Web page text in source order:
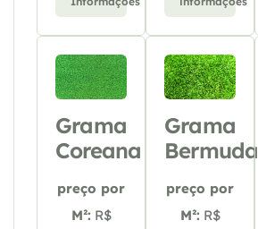
Grama
Coreana
preço por
M²: R$
Grama
Bermuda
preço por
M²: R$